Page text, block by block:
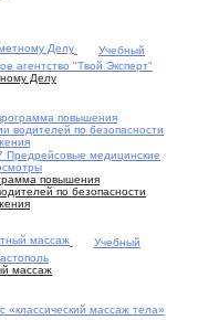
Учебный
агентство "Твой Эксперт"
Делу
Предрейсовые медицинские
повышения
по безопасности
Учебный
массаж